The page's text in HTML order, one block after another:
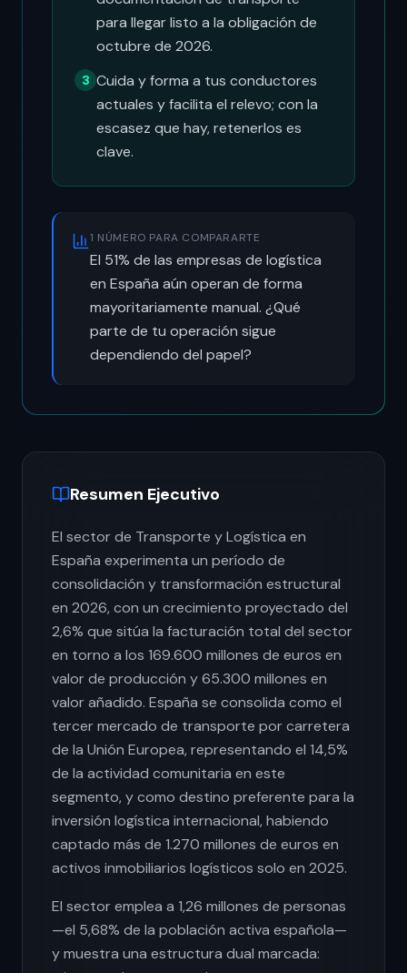
para llegar listo a la obligación de
octubre de 2026.
3 Cuida y forma a tus conductores
actuales y facilita el relevo; con la
escasez que hay, retenerlos es
clave.
1 NÚMERO PARA COMPARARTE
El 51% de las empresas de logística
en España aún operan de forma
mayoritariamente manual. ¿Qué
parte de tu operación sigue
dependiendo del papel?
Resumen Ejecutivo
El sector de Transporte y Logística en
España experimenta un período de
consolidación y transformación estructural
en 2026, con un crecimiento proyectado del
2,6% que sitúa la facturación total del sector
en torno a los 169.600 millones de euros en
valor de producción y 65.300 millones en
valor añadido. España se consolida como el
tercer mercado de transporte por carretera
de la Unión Europea, representando el 14,5%
de la actividad comunitaria en este
segmento, y como destino preferente para la
inversión logística internacional, habiendo
captado más de 1.270 millones de euros en
activos inmobiliarios logísticos solo en 2025.
El sector emplea a 1,26 millones de personas
—el 5,68% de la población activa española—
y muestra una estructura dual marcada: